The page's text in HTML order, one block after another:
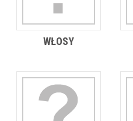
WŁOSY